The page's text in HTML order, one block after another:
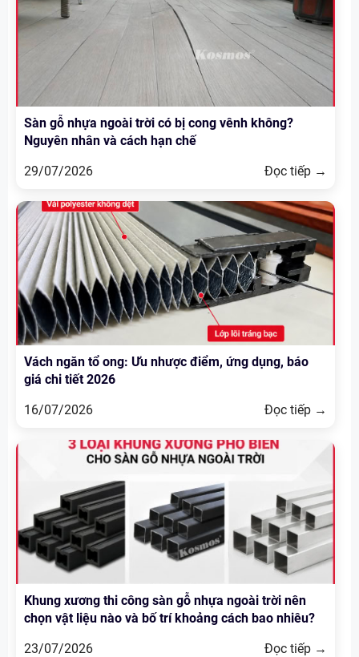
Sàn gỗ nhựa ngoài trời có bị cong vênh không?
Nguyên nhân và cách hạn chế
29/07/2026
Đọc tiếp →
Vách ngăn tổ ong: Ưu nhược điểm, ứng dụng, báo
giá chi tiết 2026
16/07/2026
Đọc tiếp →
Khung xương thi công sàn gỗ nhựa ngoài trời nên
chọn vật liệu nào và bố trí khoảng cách bao nhiêu?
23/07/2026
Đọc tiếp →